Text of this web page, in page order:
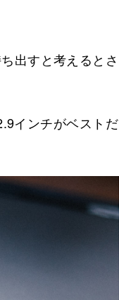
出すと考えるとさ
インチがベストだ